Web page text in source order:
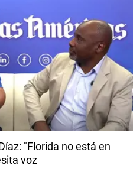
"Florida no está en
voz